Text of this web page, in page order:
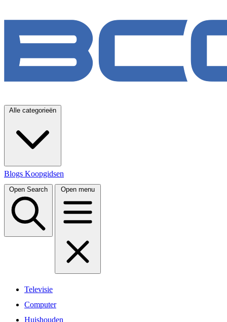
Alle categorieën
Blogs Koopgidsen
Open Search Open menu
Televisie
Computer
Huishouden